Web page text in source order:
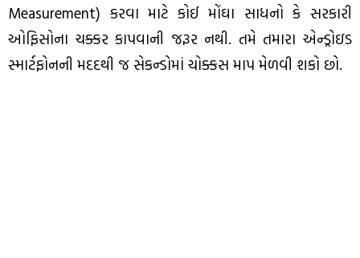
Measurement) કરવા માટે કોઈ મોંઘા સાધનો કે સરકારી
ઓફિસોના ચક્કર કાપવાની જરૂર નથી. તમે તમારા એન્ડ્રોઇડ
સ્માર્ટફોનની મદદથી જ સેકન્ડોમાં ચોક્કસ માપ મેળવી શકો છો.